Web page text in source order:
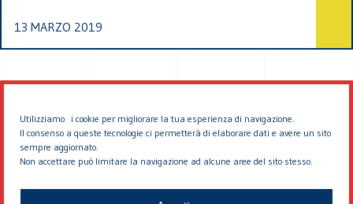
Utilizziamo i cookie per migliorare la tua esperienza di navigazione.
Il consenso a queste tecnologie ci permetterà di elaborare dati e avere un sito
sempre aggiornato.
Non accettare può limitare la navigazione ad alcune aree del sito stesso.
13 MARZO 2019
© 2026 EDDYBURG